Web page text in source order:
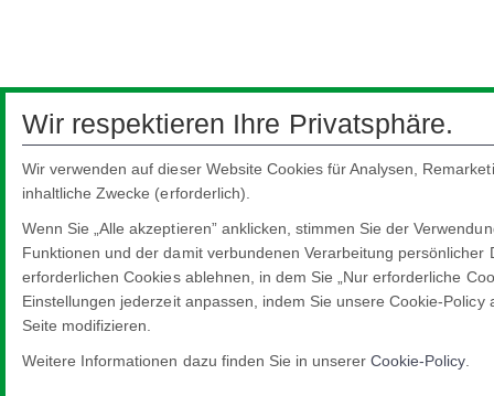
Wir respektieren Ihre Privatsphäre.
Wir verwenden auf dieser Website Cookies für Analysen,
inhaltliche Zwecke (erforderlich).
Wenn Sie „Alle akzeptieren” anklicken, stimmen Sie der
Funktionen und der damit verbundenen Verarbeitung persönlicher
erforderlichen Cookies ablehnen, in dem Sie „Nur erforderliche
Einstellungen jederzeit anpassen, indem Sie unsere Cookie-
Seite modifizieren.
Weitere Informationen dazu finden Sie in unsererCookie-Policy.